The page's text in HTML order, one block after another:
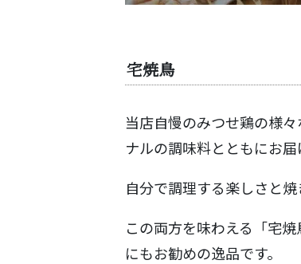
宅焼鳥
当店自慢のみつせ鶏の様
ナルの調味料とともにお届
自分で調理する楽しさと
この両方を味わえる「宅
にもお勧めの逸品です。